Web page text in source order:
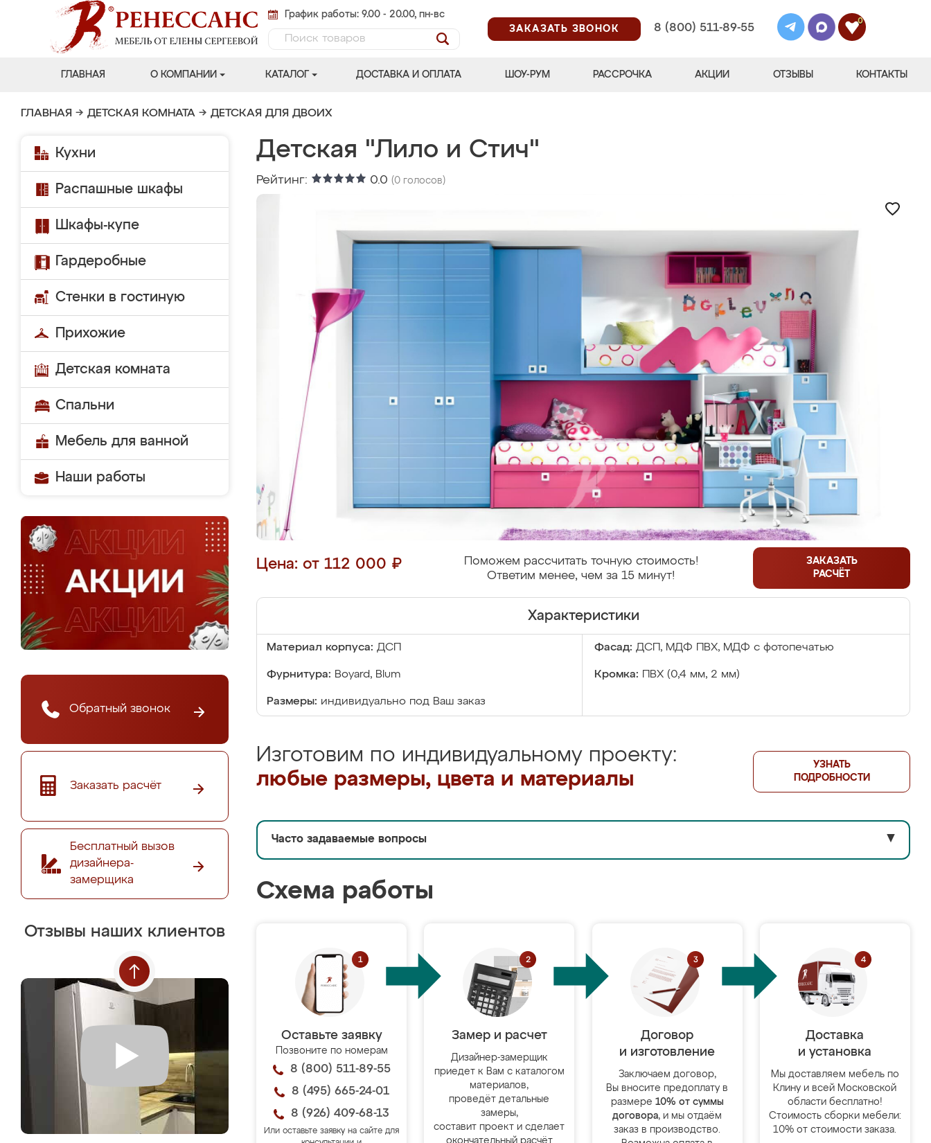
График работы: 9.00 - 20.00, пн-вс
ЗАКАЗАТЬ ЗВОНОК
8 (800) 511-89-55
0
ГЛАВНАЯ О КОМПАНИИ КАТАЛОГ ДОСТАВКА И ОПЛАТА ШОУ-РУМ РАССРОЧКА АКЦИИ ОТЗЫВЫ КОНТАКТЫ
ГЛАВНАЯ → ДЕТСКАЯ КОМНАТА → ДЕТСКАЯ ДЛЯ ДВОИХ
Кухни
Распашные шкафы
Шкафы-купе
Гардеробные
Стенки в гостиную
Прихожие
Детская комната
Спальни
Мебель для ванной
Наши работы
Обратный звонок
Заказать расчёт
Бесплатный вызов
дизайнера-
замерщика
Отзывы наших клиентов
Детская "Лило и Стич"
Рейтинг: 0.0 (0 голосов)
Цена: от 112 000 ₽
Поможем рассчитать точную стоимость!
Ответим менее, чем за 15 минут!
ЗАКАЗАТЬ
РАСЧЁТ
Характеристики
Материал корпуса: ДСП Фасад: ДСП, МДФ ПВХ, МДФ с фотопечатью
Фурнитура: Boyard, Blum Кромка: ПВХ (0,4 мм, 2 мм)
Размеры: индивидуально под Ваш заказ
Изготовим по индивидуальному проекту:
любые размеры, цвета и материалы
УЗНАТЬ
ПОДРОБНОСТИ
Часто задаваемые вопросы ▼
Схема работы
Оставьте заявку
Позвоните по номерам
8 (800) 511-89-55
8 (495) 665-24-01
8 (926) 409-68-13
Или оставьте заявку на сайте для
Замер и расчет
Дизайнер-замерщик
приедет к Вам с каталогом
материалов,
проведёт детальные
замеры,
составит проект и сделает
окончательный расчёт
Договор
и изготовление
Заключаем договор,
Вы вносите предоплату в
размере 10% от суммы
договора, и мы отдаём
заказ в производство.
Доставка
и установка
Мы доставляем мебель по
Клину и всей Московской
области бесплатно!
Стоимость сборки мебели:
10% от стоимости заказа.